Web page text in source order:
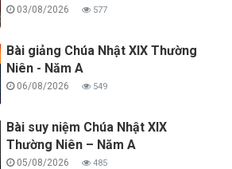
03/08/2026 577
Bài giảng Chúa Nhật XIX Thường
Niên - Năm A
06/08/2026 549
Bài suy niệm Chúa Nhật XIX
Thường Niên – Năm A
05/08/2026 485